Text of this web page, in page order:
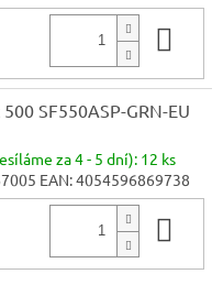
SF550ASP-GRN-EU
za 4 - 5 dní): 12 ks
EAN:4054596869738